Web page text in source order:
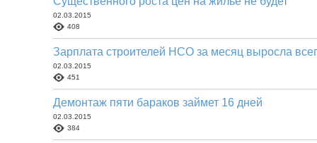
02.03.2015
408
Зарплата строителей НСО за месяц выросла
02.03.2015
451
Демонтаж пяти бараков займет 16 дней
02.03.2015
384